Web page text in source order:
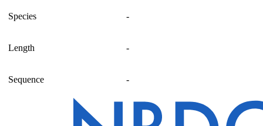
Species -
Length -
Sequence -